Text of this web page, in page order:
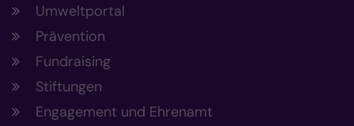
Umweltportal
Prävention
Fundraising
Stiftungen
Engagement und Ehrenamt